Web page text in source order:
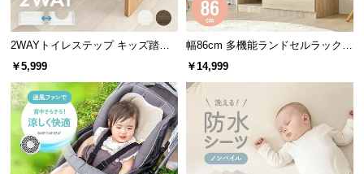
ブ
ロ
グ
企
業
2WAYトイレステップ キッズ踏み
台 3段階高さ調節
￥5,999
幅86cm 多機能ランドセルラック
ハンガーラック付き
￥14,999